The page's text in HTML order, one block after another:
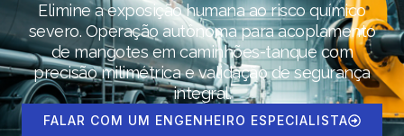
Elimine a exposição humana ao risco químico
severo. Operação autônoma para acoplamento
de mangotes em caminhões-tanque com
precisão milimétrica e validação de segurança
integral.
FALAR COM UM ENGENHEIRO ESPECIALISTA